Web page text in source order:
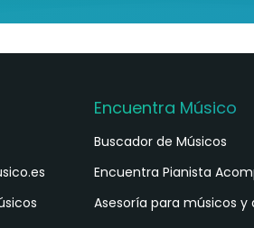
Encuentra Músico
Buscador de Músicos
Encuentra Pianista
Asesoría para músicos y